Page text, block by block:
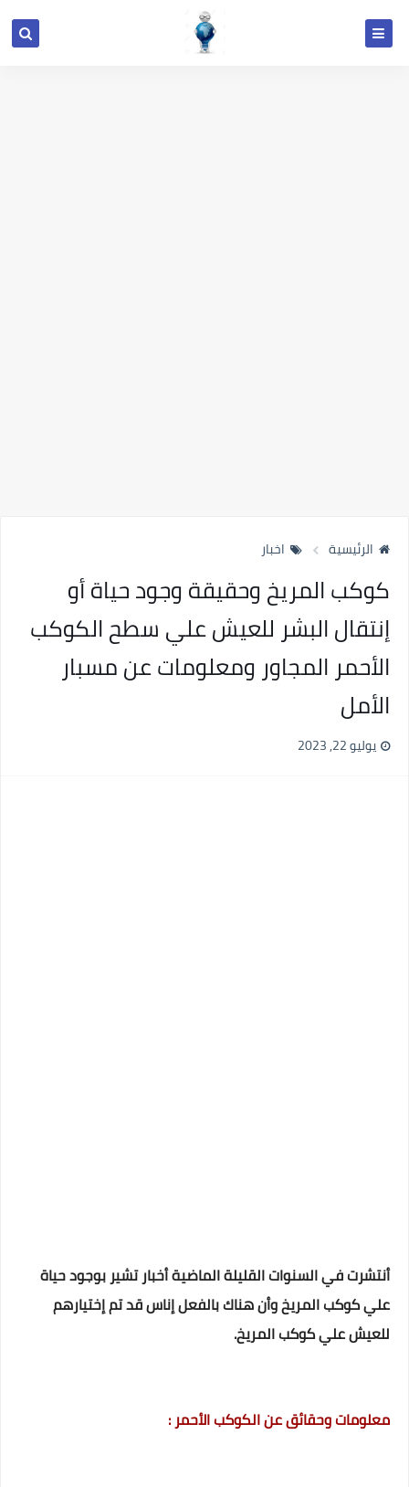
الرئيسية اخبار
كوكب المريخ وحقيقة وجود حياة أو
إنتقال البشر للعيش علي سطح الكوكب
الأحمر المجاور ومعلومات عن مسبار
الأمل
يوليو 22, 2023
أنتشرت في السنوات القليلة الماضية أخبار تشير بوجود حياة
علي كوكب المريخ وأن هناك بالفعل إناس قد تم إختيارهم
للعيش علي كوكب المريخ.
معلومات وحقائق عن الكوكب الأحمر :